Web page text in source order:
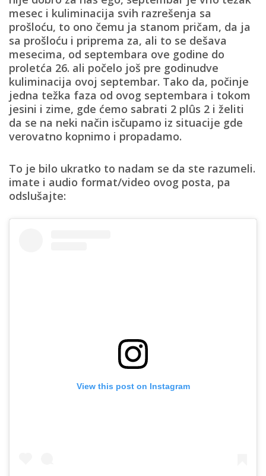
mesec i kuliminacija svih razrešenja sa
prošloću, to ono čemu ja stanom pričam, da ja
sa prošloću i priprema za, ali to se dešava
mesecima, od septembara ove godine do
proletća 26. ali počelo još pre godinudve
kuliminacija ovoj septembar. Tako da, počinje
jedna težka faza od ovog septembara i tokom
jesini i zime, gde ćemo sabrati 2 plûs 2 i želiti
da se na neki način isčupamo iz situacije gde
verovatno kopnimo i propadamo.
To je bilo ukratko to nadam se da ste razumeli.
imate i audio format/video ovog posta, pa
odslušajte:
View this post on Instagram